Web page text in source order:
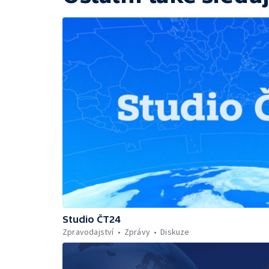
Studio ČT24
Zpravodajství
Zprávy Diskuze